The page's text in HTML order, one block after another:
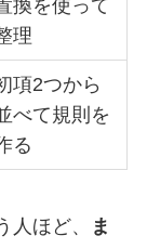
換を使って
理
項2つから
べて規則を
る
人ほど、
ま